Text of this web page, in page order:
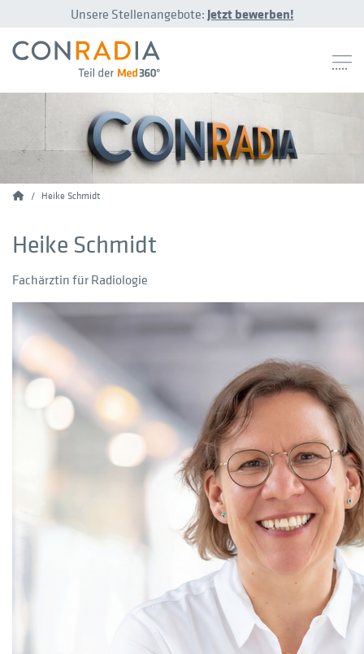
Unsere Stellenangebote: Jetzt bewerben!
Conradia
Heike Schmidt
Heike Schmidt
Fachärztin für Radiologie